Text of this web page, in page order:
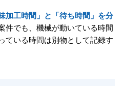
味加工時間」と「待ち時間」を分
件でも、機械が動いている時間
ている時間は別物として記録す